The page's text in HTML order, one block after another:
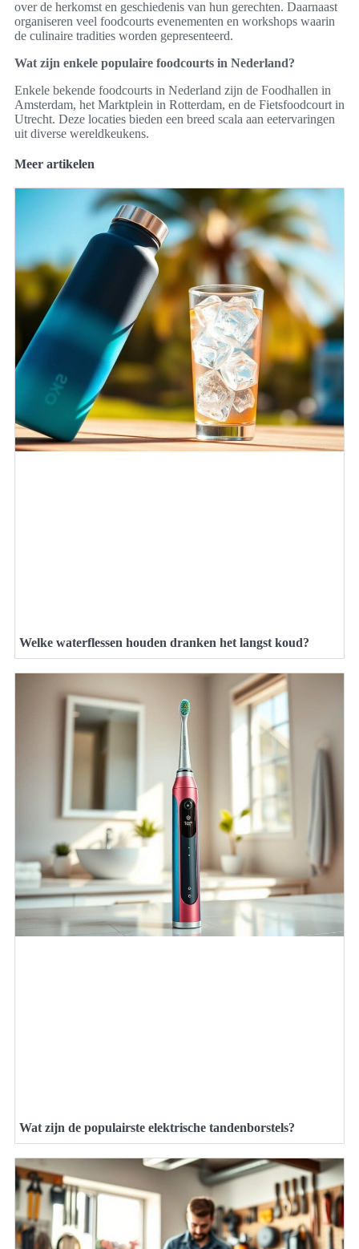
over de herkomst en geschiedenis van hun gerechten. Daarnaast
organiseren veel foodcourts evenementen en workshops waarin
de culinaire tradities worden gepresenteerd.
Wat zijn enkele populaire foodcourts in Nederland?
Enkele bekende foodcourts in Nederland zijn de Foodhallen in
Amsterdam, het Marktplein in Rotterdam, en de Fietsfoodcourt in
Utrecht. Deze locaties bieden een breed scala aan eetervaringen
uit diverse wereldkeukens.
Meer artikelen
Welke waterflessen houden dranken het langst koud?
Wat zijn de populairste elektrische tandenborstels?